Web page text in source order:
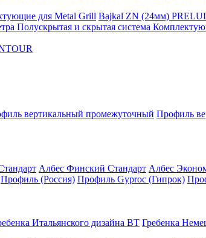
для Metal Grill Bajkal ZN (24мм)
Полускрытая и скрытая система
вертикальный промежуточный Профиль
Албес Финский Стандарт Албес
Профиль (Россия) Профиль Gyproc (Гипрок)
Итальянского дизайна BT Гребенка